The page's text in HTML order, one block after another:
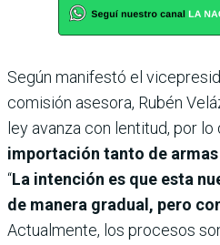
Según manifestó el
comisión asesora, Rubén
ley avanza con lentitud, por lo
importación tanto de
“La intención es que esta
de manera gradual, pero
Actualmente, los procesos